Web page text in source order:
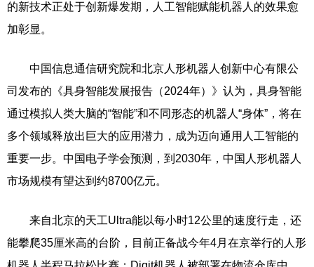
的新技术正处于创新爆发期，人工智能赋能机器人的效果愈
加彰显。
中国信息通信研究院和北京人形机器人创新中心有限公
司发布的《具身智能发展报告（2024年）》认为，具身智能
通过模拟人类大脑的“智能”和不同形态的机器人“身体”，将在
多个领域释放出巨大的应用潜力，成为迈向通用人工智能的
重要一步。中国电子学会预测，到2030年，中国人形机器人
市场规模有望达到约8700亿元。
来自北京的天工Ultra能以每小时12公里的速度行走，还
能攀爬35厘米高的台阶，目前正备战今年4月在京举行的人形